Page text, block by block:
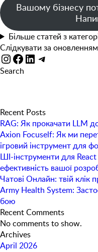
Вашому бізнесу
Більше статей з
Слідкувати за
Instagram
Facebook
LinkedIn
Telegram
Search
Recent Posts
RAG: Як прокачати LLM
Axion Focuself: Як ми
ігровий інструмент для
ШІ-інструменти для
ефективність вашої
Чатові Онлайн: твій клік
Army Health System:
бою
Recent Comments
No comments to show.
Archives
April 2026